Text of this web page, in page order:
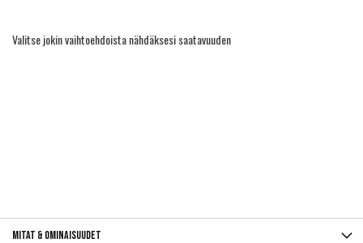
Valitse jokin vaihtoehdoista nähdäksesi saatavuuden
Mitat & ominaisuudet